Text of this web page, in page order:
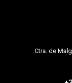
Ctra. de